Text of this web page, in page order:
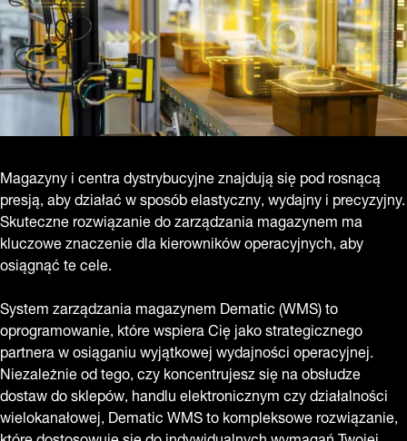
Magazyny i centra dystrybucyjne znajdują się pod rosnącą
presją, aby działać w sposób elastyczny, wydajny i precyzyjny.
Skuteczne rozwiązanie do zarządzania magazynem ma
kluczowe znaczenie dla kierowników operacyjnych, aby
osiągnąć te cele.
System zarządzania magazynem Dematic (WMS) to
oprogramowanie, które wspiera Cię jako strategicznego
partnera w osiąganiu wyjątkowej wydajności operacyjnej.
Niezależnie od tego, czy koncentrujesz się na obsłudze
dostaw do sklepów, handlu elektronicznym czy działalności
wielokanałowej, Dematic WMS to kompleksowe rozwiązanie,